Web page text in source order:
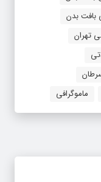
بافت بدن
تهران
ماموگرافی